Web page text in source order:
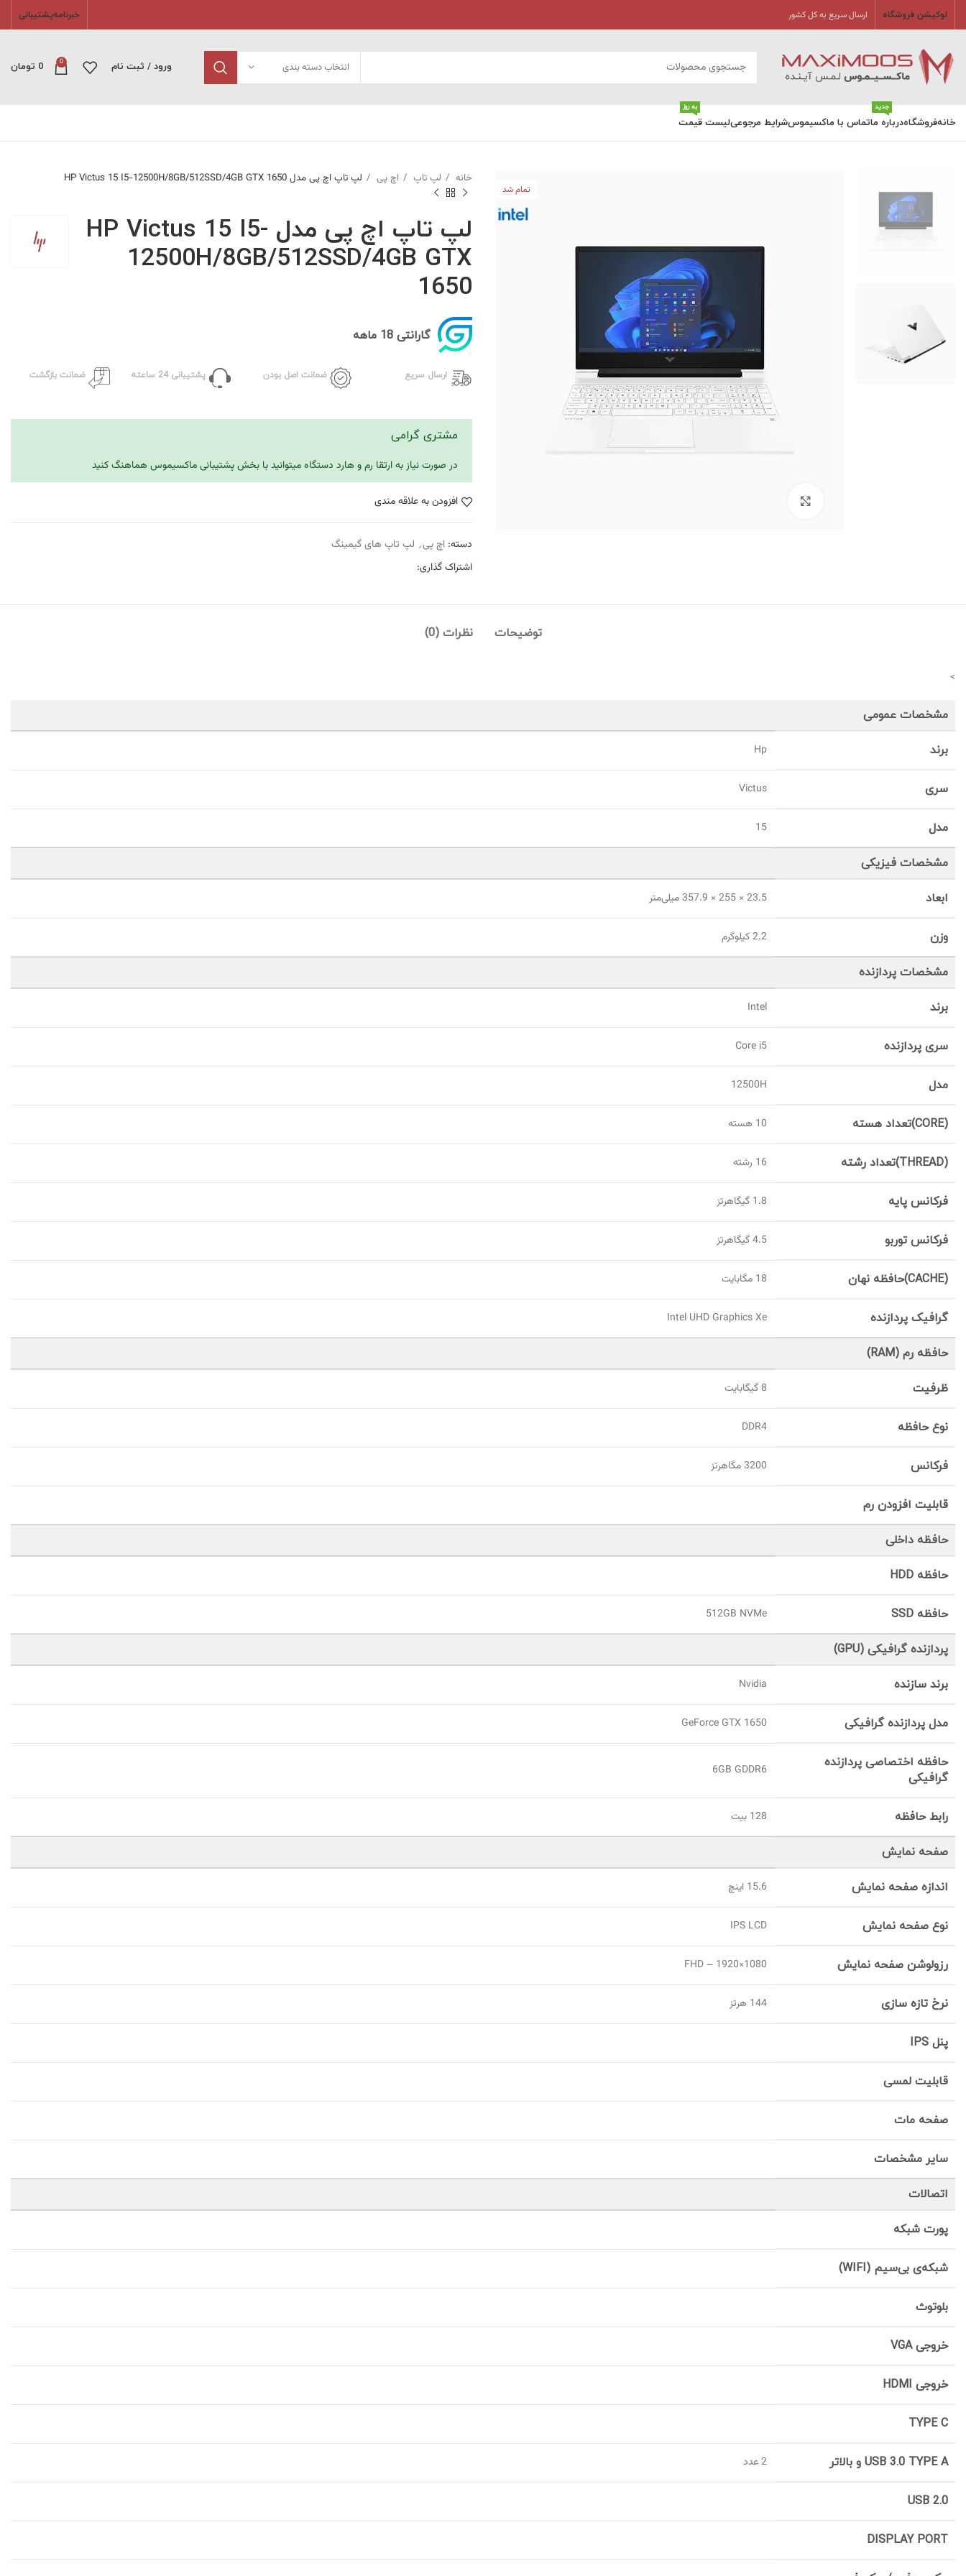
لوکیشن فروشگاه ارسال سریع به کل کشور خبرنامهپشتیبانی
انتخاب دسته بندی ورود / ثبت نام 0
0 تومان
خانهفروشگاهدرباره ما
جدید
تماس با ماکسیموسشرایط مرجوعیلیست قیمت
به روز
تمام شد
خانه لپ تاپ اچ پی لپ تاپ اچ پی مدل HP Victus 15 I5-12500H/8GB/512SSD/4GB GTX 1650
لپ تاپ اچ پی مدل HP Victus 15 I5-
12500H/8GB/512SSD/4GB GTX
1650
گارانتی 18 ماهه
ضمانت بازگشت پشتیبانی 24 ساعته ضمانت اصل بودن ارسال سریع
مشتری گرامی
در صورت نیاز به ارتقا رم و هارد دستگاه میتوانید با بخش پشتیبانی ماکسیموس هماهنگ کنید
افزودن به علاقه مندی
دسته: اچ پی, لپ تاپ های گیمینگ
اشتراک گذاری:
توضیحات نظرات (0)
>
مشخصات عمومی
برند Hp
سری Victus
مدل 15
مشخصات فیزیکی
ابعاد 23.5 × 255 × 357.9 میلی‌متر
وزن 2.2 کیلوگرم
مشخصات پردازنده
برند Intel
سری پردازنده Core i5
مدل 12500H
(CORE)تعداد هسته 10 هسته
(THREAD)تعداد رشته 16 رشته
فرکانس پایه 1.8 گیگاهرتز
فرکانس توربو 4.5 گیگاهرتز
(CACHE)حافظه نهان 18 مگابایت
گرافیک پردازنده Intel UHD Graphics Xe
حافظه رم (RAM)
ظرفیت 8 گيگابايت
نوع حافظه DDR4
فرکانس 3200 مگاهرتز
قابلیت افزودن رم
حافظه داخلی
حافظه HDD
حافظه SSD 512GB NVMe
پردازنده گرافیکی (GPU)
برند سازنده Nvidia
مدل پردازنده گرافیکی GeForce GTX 1650
حافظه اختصاصی پردازنده
گرافیکی
6GB GDDR6
رابط حافظه 128 بیت
صفحه نمایش
اندازه صفحه نمایش 15.6 اینچ
نوع صفحه نمایش IPS LCD
رزولوشن صفحه نمایش FHD – 1920×1080
نرخ تازه سازی 144 هرتز
پنل IPS
قابلیت لمسی
صفحه مات
سایر مشخصات
اتصالات
پورت شبکه
شبکه‌ی بی‌سیم (WIFI)
بلوتوث
خروجی VGA
خروجی HDMI
TYPE C
USB 3.0 TYPE A و بالاتر 2 عدد
USB 2.0
DISPLAY PORT